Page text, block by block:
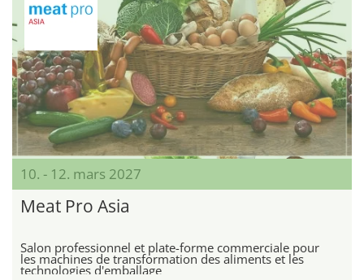
10. - 12. mars 2027
Meat Pro Asia
Salon professionnel et plate-forme commerciale pour
les machines de transformation des aliments et les
technologies d'emballage